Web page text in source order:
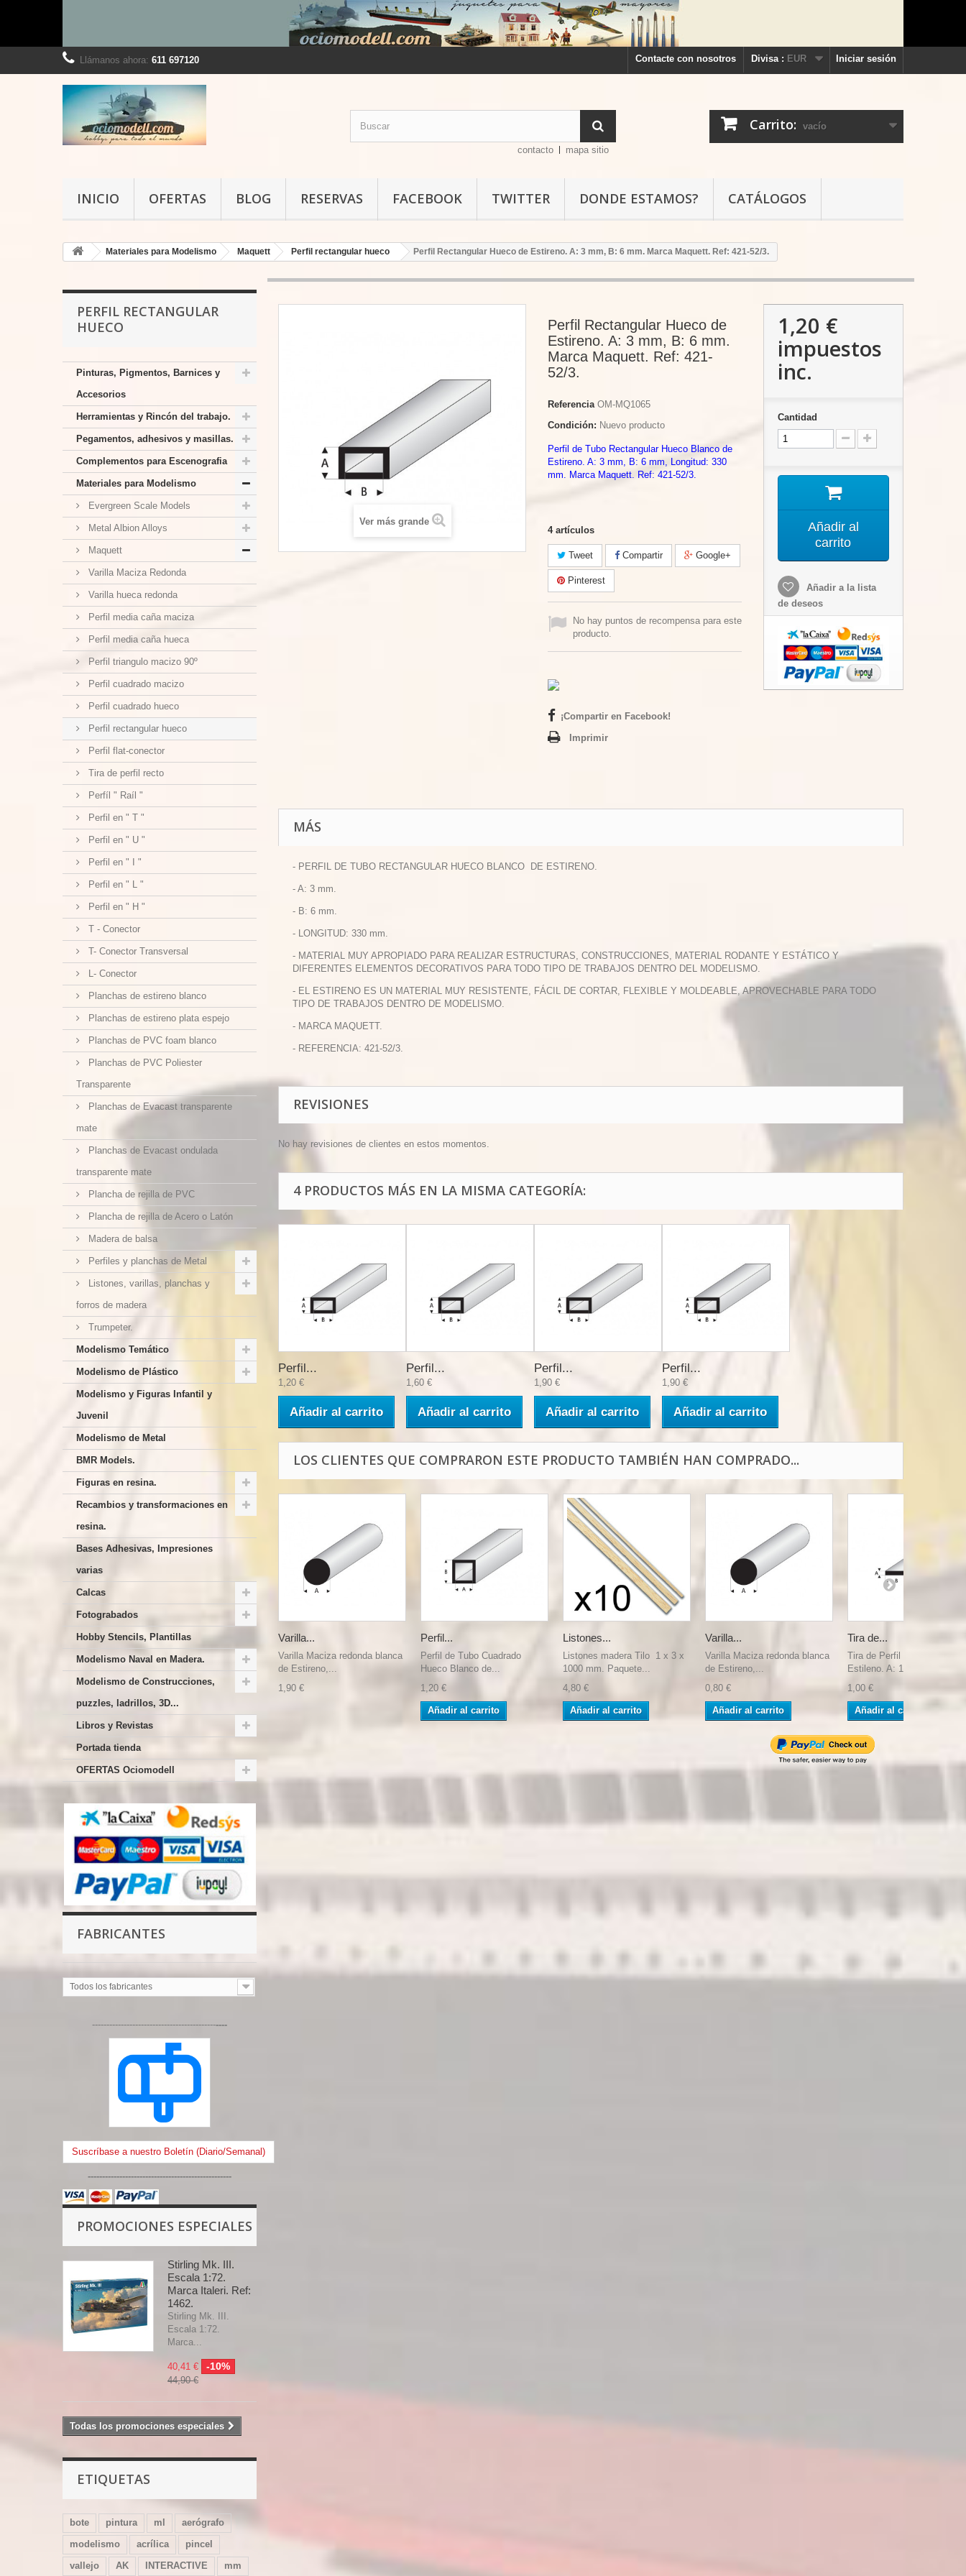
Iniciar sesión
Divisa : EUR
Contacte con nosotros
Llámanos ahora: 611 697120
Carrito: vacío
contacto mapa sitio
INICIO OFERTAS BLOG RESERVAS FACEBOOK TWITTER DONDE ESTAMOS? CATÁLOGOS
Materiales para Modelismo Maquett Perfil rectangular hueco Perfil Rectangular Hueco de Estireno. A: 3 mm, B: 6 mm. Marca Maquett. Ref: 421-52/3.
PERFIL RECTANGULAR
HUECO
Pinturas, Pigmentos, Barnices y
Accesorios
Herramientas y Rincón del trabajo.
Pegamentos, adhesivos y masillas.
Complementos para Escenografia
Materiales para Modelismo
Evergreen Scale Models
Metal Albion Alloys
Maquett
Varilla Maciza Redonda
Varilla hueca redonda
Perfil media caña maciza
Perfil media caña hueca
Perfil triangulo macizo 90º
Perfil cuadrado macizo
Perfil cuadrado hueco
Perfil rectangular hueco
Perfil flat-conector
Tira de perfil recto
Perfíl " Raíl "
Perfil en " T "
Perfil en " U "
Perfil en " I "
Perfil en " L "
Perfil en " H "
T - Conector
T- Conector Transversal
L- Conector
Planchas de estireno blanco
Planchas de estireno plata espejo
Planchas de PVC foam blanco
Planchas de PVC Poliester
Transparente
Planchas de Evacast transparente
mate
Planchas de Evacast ondulada
transparente mate
Plancha de rejilla de PVC
Plancha de rejilla de Acero o Latón
Madera de balsa
Perfiles y planchas de Metal
Listones, varillas, planchas y
forros de madera
Trumpeter.
Modelismo Temático
Modelismo de Plástico
Modelismo y Figuras Infantil y
Juvenil
Modelismo de Metal
BMR Models.
Figuras en resina.
Recambios y transformaciones en
resina.
Bases Adhesivas, Impresiones
varias
Calcas
Fotograbados
Hobby Stencils, Plantillas
Modelismo Naval en Madera.
Modelismo de Construcciones,
puzzles, ladrillos, 3D...
Libros y Revistas
Portada tienda
OFERTAS Ociomodell
FABRICANTES
Todos los fabricantes
-----------------------------------------------
Suscríbase a nuestro Boletín (Diario/Semanal)
--------------------------------------------------
PROMOCIONES ESPECIALES
Stirling Mk. III.
Escala 1:72.
Marca Italeri. Ref:
1462.
Stirling Mk. III.
Escala 1:72.
Marca...
40,41 € -10%
44,90 €
Todas los promociones especiales
ETIQUETAS
bote pintura ml
aerógrafo
modelismo
acrílica
pincel
vallejo
AK INTERACTIVE mm
Ver más grande
Perfil Rectangular Hueco de
Estireno. A: 3 mm, B: 6 mm.
Marca Maquett. Ref: 421-
52/3.
Referencia OM-MQ1065
Condición: Nuevo producto
Perfil de Tubo Rectangular Hueco Blanco de
Estireno. A: 3 mm, B: 6 mm, Longitud: 330
mm. Marca Maquett. Ref: 421-52/3.
4 artículos
Tweet Compartir Google+
Pinterest
No hay puntos de recompensa para este
producto.
¡Compartir en Facebook!
Imprimir
1,20 €
impuestos
inc.
Cantidad
Añadir al
carrito
Añadir a la lista
de deseos
MÁS
- PERFIL DE TUBO RECTANGULAR HUECO BLANCO DE ESTIRENO.
- A: 3 mm.
- B: 6 mm.
- LONGITUD: 330 mm.
- MATERIAL MUY APROPIADO PARA REALIZAR ESTRUCTURAS, CONSTRUCCIONES, MATERIAL RODANTE Y ESTÁTICO Y
DIFERENTES ELEMENTOS DECORATIVOS PARA TODO TIPO DE TRABAJOS DENTRO DEL MODELISMO.
- EL ESTIRENO ES UN MATERIAL MUY RESISTENTE, FÁCIL DE CORTAR, FLEXIBLE Y MOLDEABLE, APROVECHABLE PARA TODO
TIPO DE TRABAJOS DENTRO DE MODELISMO.
- MARCA MAQUETT.
- REFERENCIA: 421-52/3.
REVISIONES
No hay revisiones de clientes en estos momentos.
4 PRODUCTOS MÁS EN LA MISMA CATEGORÍA:
Perfil...
1,20 €
Añadir al carrito
Perfil...
1,60 €
Añadir al carrito
Perfil...
1,90 €
Añadir al carrito
Perfil...
1,90 €
Añadir al carrito
LOS CLIENTES QUE COMPRARON ESTE PRODUCTO TAMBIÉN HAN COMPRADO...
Varilla...
Varilla Maciza redonda blanca
de Estireno,...
1,90 €
Perfil...
Perfil de Tubo Cuadrado
Hueco Blanco de...
1,20 €
Añadir al carrito
Listones...
Listones madera Tilo 1 x 3 x
1000 mm. Paquete...
4,80 €
Añadir al carrito
Varilla...
Varilla Maciza redonda blanca
de Estireno,...
0,80 €
Añadir al carrito
Tira de...
Tira de Perfil Recto blanco
Estileno. A: 1...
1,00 €
Añadir al carrito